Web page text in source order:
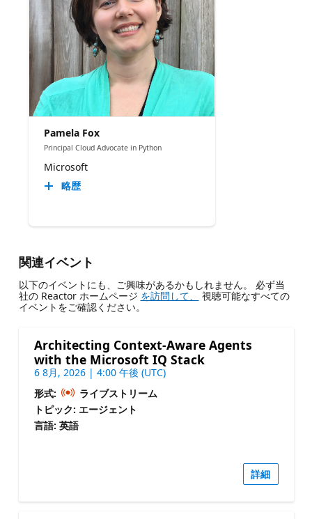
Pamela Fox
Principal Cloud Advocate in Python
Microsoft
略歴
関連イベント
以下のイベントにも、ご興味があるかもしれません。 必ず当
社の Reactor ホームページ を訪問して、
視聴可能なすべての
イベントをご確認ください。
Architecting Context-Aware Agents
with the Microsoft IQ Stack
6 8月, 2026 | 4:00 午後 (UTC)
形式:
ライブストリーム
トピック: エージェント
言語: 英語
詳細